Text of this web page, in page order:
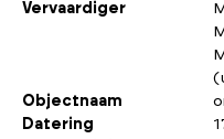
Vervaardiger
Objectnaam
Datering